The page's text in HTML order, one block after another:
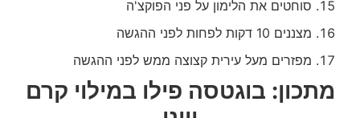
סוחטים את הלימון על פני הפוקצ'ה
מצננים 10 דקות לפחות לפני ההגשה
מפזרים מעל עירית קצוצה ממש לפני ההגשה
מתכון: בוגטסה פילו במילוי קרם